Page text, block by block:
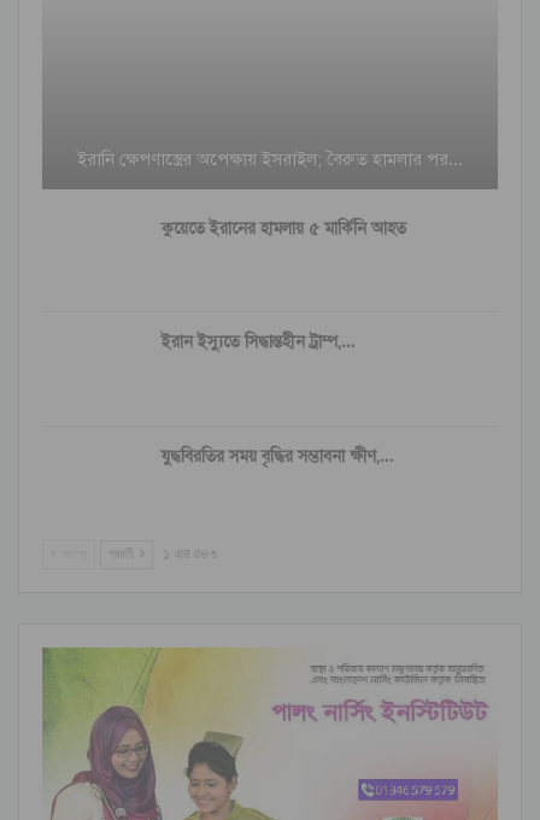
ইরানি ক্ষেপণাস্ত্রের অপেক্ষায় ইসরাইল; বৈরুত হামলার পর…
কুয়েতে ইরানের হামলায় ৫ মার্কিনি আহত
ইরান ইস্যুতে সিদ্ধান্তহীন ট্রাম্প,…
যুদ্ধবিরতির সময় বৃদ্ধির সম্ভাবনা ক্ষীণ,…
পরবর্তী ১ এর ৫৪৩